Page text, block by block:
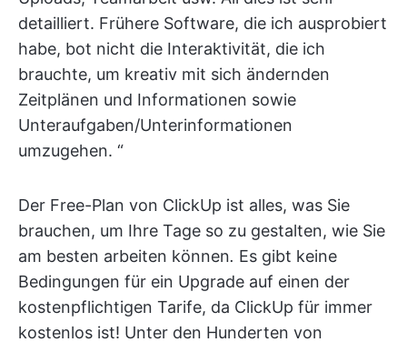
detailliert. Frühere Software, die ich ausprobiert
habe, bot nicht die Interaktivität, die ich
brauchte, um kreativ mit sich ändernden
Zeitplänen und Informationen sowie
Unteraufgaben/Unterinformationen
umzugehen. “
Der Free-Plan von ClickUp ist alles, was Sie
brauchen, um Ihre Tage so zu gestalten, wie Sie
am besten arbeiten können. Es gibt keine
Bedingungen für ein Upgrade auf einen der
kostenpflichtigen Tarife, da ClickUp für immer
kostenlos ist! Unter den Hunderten von